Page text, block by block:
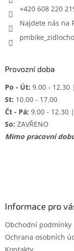
+420 608 220
Najdete nás na
Provozní doba
Po - Út: 9.00 - 12.30
St: 10.00 - 17.00
Čt - Pá: 9.00 - 12.30
So: ZAVŘENO
Mimo pracovní
Informace pro
Obchodní podmínky
Ochrana osobních